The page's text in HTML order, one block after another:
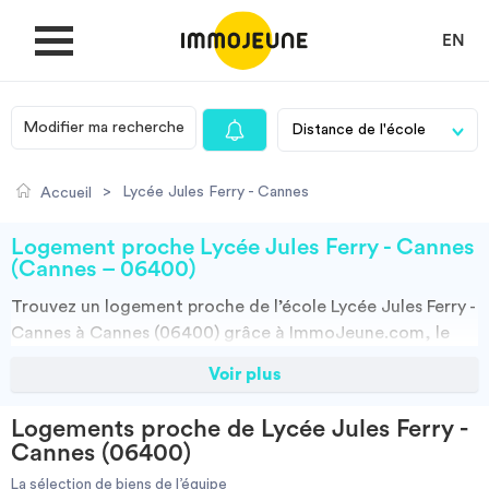
EN
MON COMPTE
Je cherche un logement
Villes
Modifier ma recherche
Accueil > Lycée Jules Ferry - Cannes
Logement proche Lycée Jules Ferry - Cannes
(Cannes – 06400)
Trouvez un logement proche de l’école Lycée Jules Ferry -
Cannes à Cannes (06400) grâce à ImmoJeune.com, le
d’offres de locations proches de l’Lycée Jules Ferry -
particuliers, par agences et colocations. Vous avez tous
les choix.
Voir plus
Logements proche de Lycée Jules Ferry -
Cannes (06400)
La sélection de biens de l’équipe